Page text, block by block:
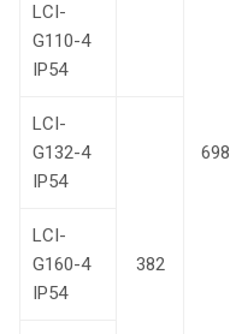
698
LCI-
G110-4
IP54
LCI-
G132-4
IP54
382
LCI-
G160-4
IP54